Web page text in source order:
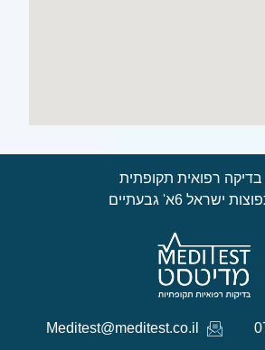
בדיקה רפואית תקופתית
ישראל 6א' גבעתיים
Meditest@meditest.co.il